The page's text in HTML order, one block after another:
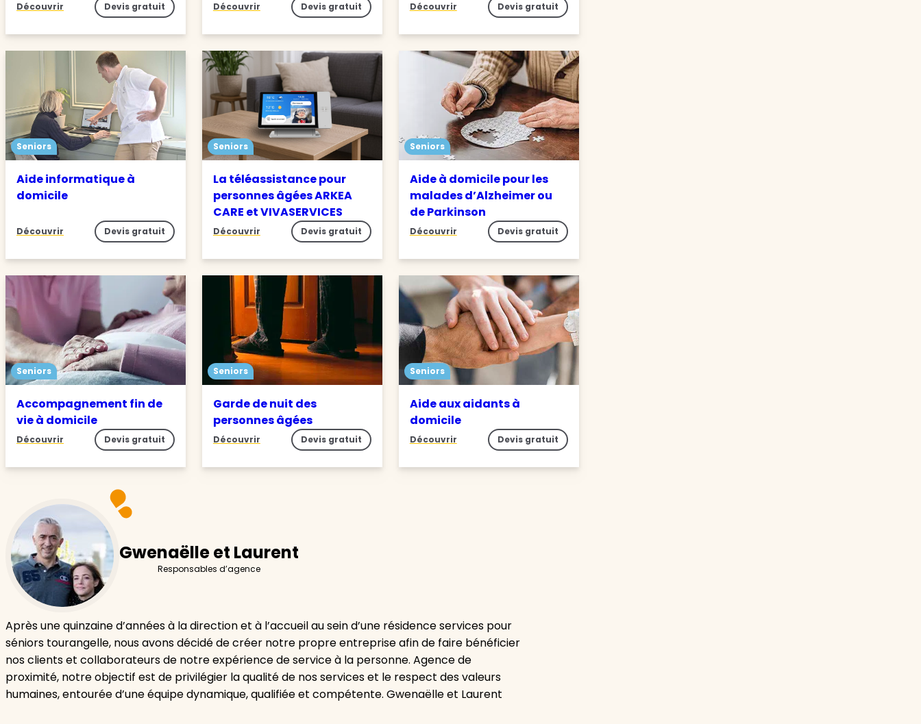
Découvrir Devis gratuit Découvrir Devis gratuit Découvrir Devis gratuit
Seniors
Aide informatique à
domicile
Découvrir Devis gratuit
Seniors
La téléassistance pour
personnes âgées ARKEA
CARE et VIVASERVICES
Découvrir Devis gratuit
Seniors
Aide à domicile pour les
malades d’Alzheimer ou
de Parkinson
Découvrir Devis gratuit
Seniors
Accompagnement fin de
vie à domicile
Découvrir Devis gratuit
Seniors
Garde de nuit des
personnes âgées
Découvrir Devis gratuit
Seniors
Aide aux aidants à
domicile
Découvrir Devis gratuit
Gwenaëlle et Laurent
Responsables d’agence
Après une quinzaine d’années à la direction et à l’accueil au sein d’une résidence services pour
séniors tourangelle, nous avons décidé de créer notre propre entreprise afin de faire bénéficier
nos clients et collaborateurs de notre expérience de service à la personne. Agence de
proximité, notre objectif est de privilégier la qualité de nos services et le respect des valeurs
humaines, entourée d’une équipe dynamique, qualifiée et compétente. Gwenaëlle et Laurent